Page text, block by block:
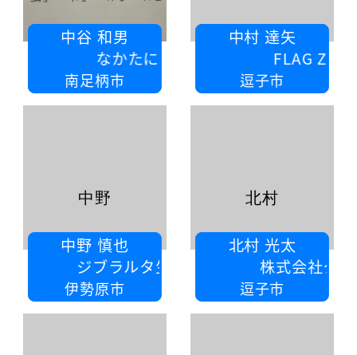
中谷 和男
なかたに動物病院
南足柄市
中村 達矢
FLAG Zushi
逗子市
中野 慎也
ラルタ生命保険株式会社
伊勢原市
中野
北村 光太
株式会社クラフティ
逗子市
北村